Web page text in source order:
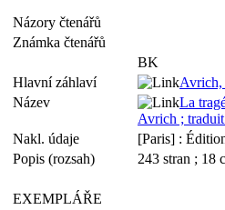
Názory čtenářů
Známka čtenářů
BK
Hlavní záhlaví
Avrich,
Název
La
Avrich ;
Nakl. údaje
[Paris] :
Popis (rozsah)
243 stran ; 18
EXEMPLÁŘE